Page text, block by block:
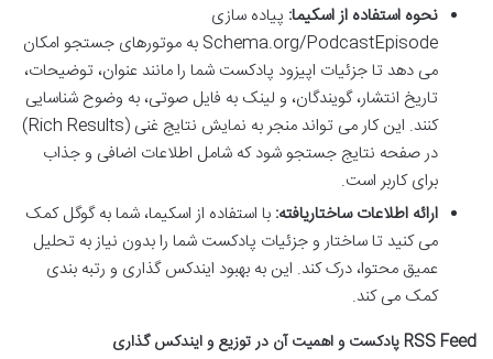
نحوه استفاده از اسکیما: پیاده سازی
Schema.org/PodcastEpisode به موتورهای جستجو امکان
می دهد تا جزئیات اپیزود پادکست شما را مانند عنوان، توضیحات،
تاریخ انتشار، گویندگان، و لینک به فایل صوتی، به وضوح شناسایی
کنند. این کار می تواند منجر به نمایش نتایج غنی (Rich Results)
در صفحه نتایج جستجو شود که شامل اطلاعات اضافی و جذاب
برای کاربر است.
ارائه اطلاعات ساختاریافته: با استفاده از اسکیما، شما به گوگل کمک
می کنید تا ساختار و جزئیات پادکست شما را بدون نیاز به تحلیل
عمیق محتوا، درک کند. این به بهبود ایندکس گذاری و رتبه بندی
کمک می کند.
RSS Feed پادکست و اهمیت آن در توزیع و ایندکس گذاری